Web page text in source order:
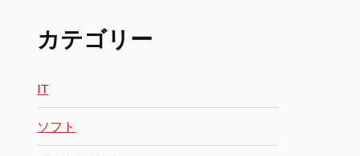
カテゴリー
IT
ソフト